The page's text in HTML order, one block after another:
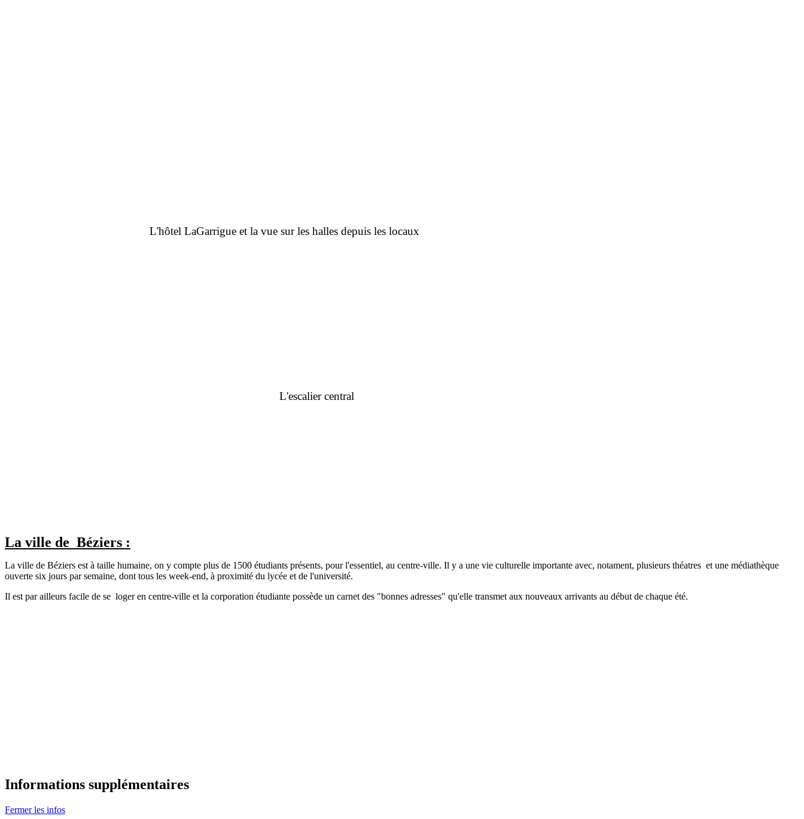
L'hôtel LaGarrigue et la vue sur les halles depuis les locaux
L'escalier central
La ville de Béziers :
La ville de Béziers est à taille humaine, on y compte plus de 1500 étudiants présents, pour l'essentiel, au centre-ville. Il y a une vie culturelle importante avec, notament, plusieurs théatres et une médiathèque
ouverte six jours par semaine, dont tous les week-end, à proximité du lycée et de l'université.
Il est par ailleurs facile de se loger en centre-ville et la corporation étudiante possède un carnet des "bonnes adresses" qu'elle transmet aux nouveaux arrivants au début de chaque été.
Informations supplémentaires
Fermer les infos